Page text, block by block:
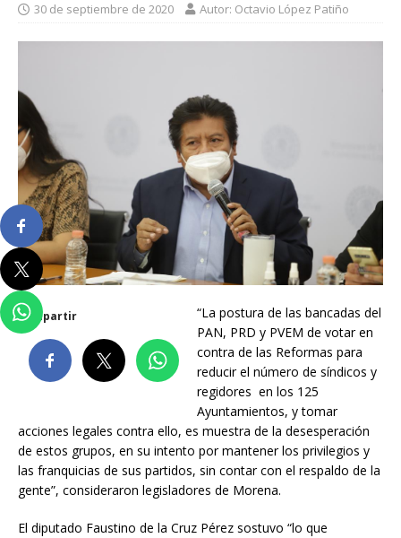
30 de septiembre de 2020 Autor: Octavio López Patiño
Compartir
“La postura de las bancadas del
PAN, PRD y PVEM de votar en
contra de las Reformas para
reducir el número de síndicos y
regidores en los 125
Ayuntamientos, y tomar
acciones legales contra ello, es muestra de la desesperación
de estos grupos, en su intento por mantener los privilegios y
las franquicias de sus partidos, sin contar con el respaldo de la
gente”, consideraron legisladores de Morena.
El diputado Faustino de la Cruz Pérez sostuvo “lo que